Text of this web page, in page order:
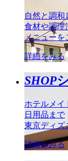
自然と調和
食材や調理
メニューを
詳細をみる
SHOP
ホテルメイ
日用品まで
東京ディズ
詳細をみる